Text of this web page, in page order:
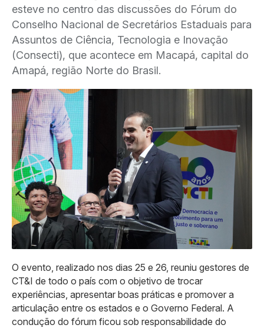
esteve no centro das discussões do Fórum do
Conselho Nacional de Secretários Estaduais para
Assuntos de Ciência, Tecnologia e Inovação
(Consecti), que acontece em Macapá, capital do
Amapá, região Norte do Brasil.
O evento, realizado nos dias 25 e 26, reuniu gestores de
CT&I de todo o país com o objetivo de trocar
experiências, apresentar boas práticas e promover a
articulação entre os estados e o Governo Federal. A
condução do fórum ficou sob responsabilidade do